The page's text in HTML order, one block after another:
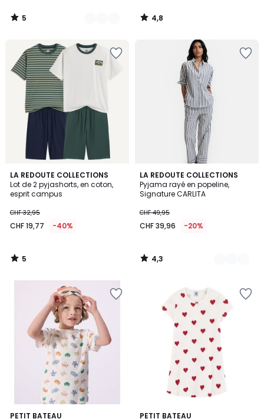
5
/
4,8
/
LA REDOUTE COLLECTIONS
Lot de 2 pyjashorts, en coton,
esprit campus
CHF 32,95
CHF 19,77 -40%
5
/
5
5
/
LA REDOUTE COLLECTIONS
Pyjama rayé en popeline,
Signature CARLITA
CHF 49,95
CHF 39,96 -20%
4,3
/ 5
2
Couleurs
4,3
/
PETIT BATEAU
PETIT BATEAU
2,5